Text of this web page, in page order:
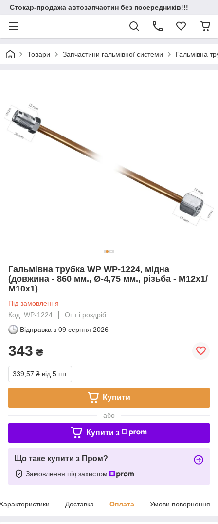
Стокар-продажа автозапчастин без посередників!!!
Товари Запчастини гальмівної системи Гальмівна
Гальмівна трубка WP WP-1224, мідна
(довжина - 860 мм., Ø-4,75 мм., різьба - М12х1/
М10х1)
Під замовлення
Код: WP-1224
Опт і роздріб
Відправка з 09 серпня 2026
343 ₴
339,57 ₴ від 5 шт.
Купити
або
Купити з
Що таке купити з Пром?
Замовлення під захистом
Доставка Оплата Умови повернення